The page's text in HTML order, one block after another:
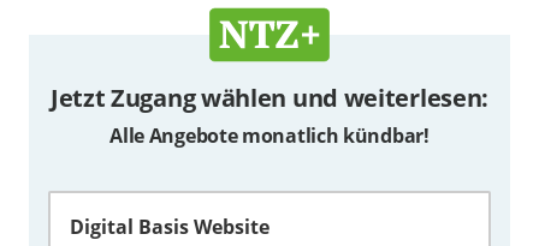
Jetzt Zugang wählen und weiterlesen:
Alle Angebote monatlich kündbar!
Digital Basis Website